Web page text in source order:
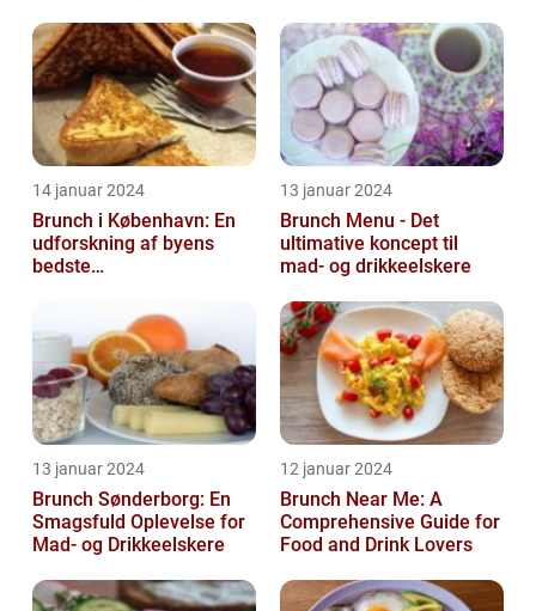
14 januar 2024
Brunch i København: En
udforskning af byens
bedste
13 januar 2024
Brunch Menu - Det
ultimative koncept til
mad- og drikkeelskere
13 januar 2024
Brunch Sønderborg: En
Smagsfuld Oplevelse for
Mad- og Drikkeelskere
12 januar 2024
Brunch Near Me: A
Comprehensive Guide for
Food and Drink Lovers